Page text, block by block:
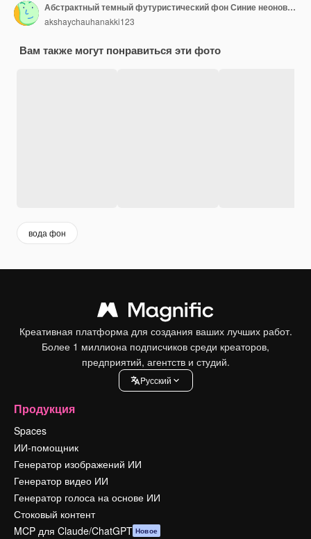
Абстрактный темный футуристический фон Синие неоновые световые лучи отражаются от воды
akshaychauhanakki123
Вам также могут понравиться эти фото
вода фон
Креативная платформа для создания ваших лучших работ.
Более 1 миллиона подписчиков среди креаторов,
предприятий, агентств и студий.
Pусский
Продукция
Spaces
ИИ-помощник
Генератор изображений ИИ
Генератор видео ИИ
Генератор голоса на основе ИИ
Стоковый контент
MCP для Claude/ChatGPT Новое